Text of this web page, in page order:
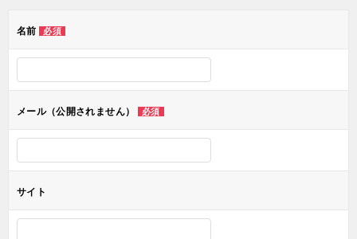
ー
ン
名前 必須
メール（公開されません） 必須
サイト